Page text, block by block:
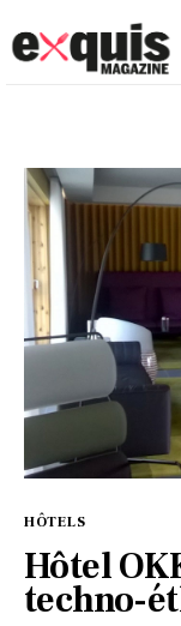
Hôtels
HÔTELS
Hôtel
techno-